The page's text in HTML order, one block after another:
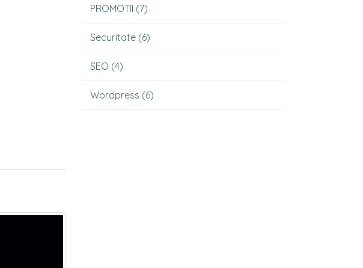
PROMOTII (7)
Securitate (6)
SEO (4)
Wordpress (6)